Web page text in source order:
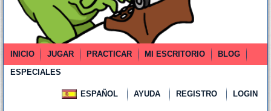
INICIO JUGAR PRACTICAR MI ESCRITORIO
BLOG
ESPECIALES
ESPAÑOL AYUDA REGISTRO LOGIN